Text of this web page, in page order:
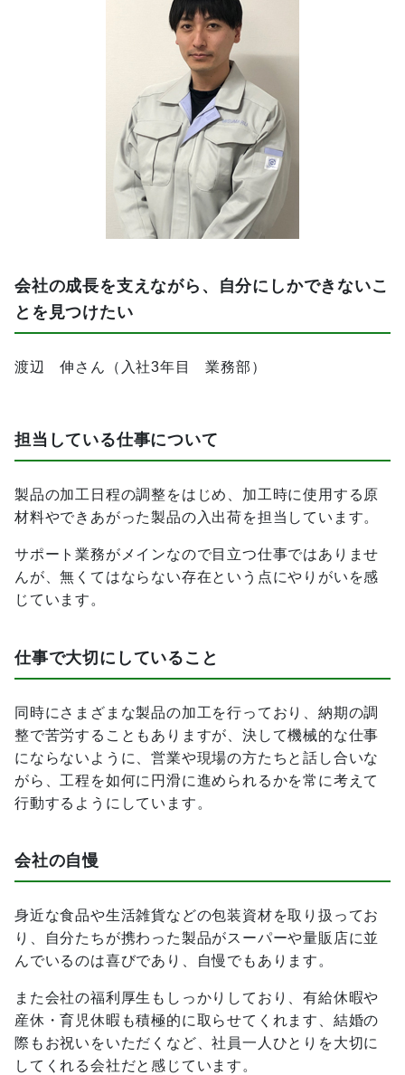
会社の成長を支えながら、自分にしかできないこ
とを見つけたい
渡辺 伸さん（入社3年目 業務部）
担当している仕事について
製品の加工日程の調整をはじめ、加工時に使用する原
材料やできあがった製品の入出荷を担当しています。
サポート業務がメインなので目立つ仕事ではありませ
んが、無くてはならない存在という点にやりがいを感
じています。
仕事で大切にしていること
同時にさまざまな製品の加工を行っており、納期の調
整で苦労することもありますが、決して機械的な仕事
にならないように、営業や現場の方たちと話し合いな
がら、工程を如何に円滑に進められるかを常に考えて
行動するようにしています。
会社の自慢
身近な食品や生活雑貨などの包装資材を取り扱ってお
り、自分たちが携わった製品がスーパーや量販店に並
んでいるのは喜びであり、自慢でもあります。
また会社の福利厚生もしっかりしており、有給休暇や
産休・育児休暇も積極的に取らせてくれます、結婚の
際もお祝いをいただくなど、社員一人ひとりを大切に
してくれる会社だと感じています。